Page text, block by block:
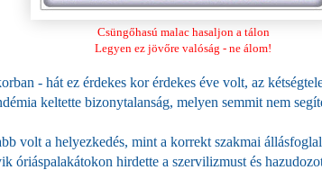
Csüngőhasú malac hasaljon a tálon
Legyen ez jövőre valóság - ne álom!
- hát ez érdekes kor érdekes éve volt, az
keltette bizonytalanság, melyen semmit nem
volt a helyezkedés, mint a korrekt szakmai
óriáspalakátokon hirdette a szervilizmust és